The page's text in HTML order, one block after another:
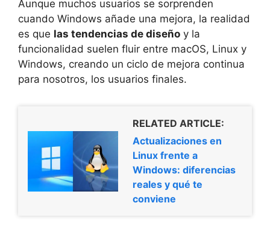
Aunque muchos usuarios se sorprenden
cuando Windows añade una mejora, la realidad
es que las tendencias de diseño y la
funcionalidad suelen fluir entre macOS, Linux y
Windows, creando un ciclo de mejora continua
para nosotros, los usuarios finales.
RELATED ARTICLE:
Actualizaciones en
Linux frente a
Windows: diferencias
reales y qué te
conviene